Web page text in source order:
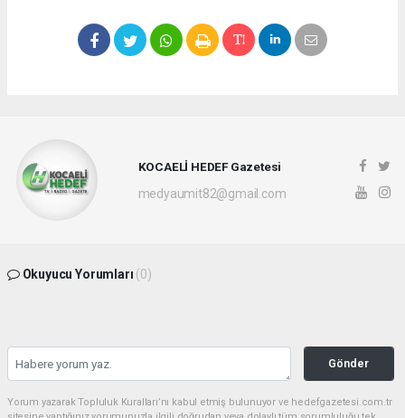
KOCAELİ HEDEF Gazetesi
medyaumit82@gmail.com
Okuyucu Yorumları (0)
Gönder
Yorum yazarak Topluluk Kuralları’nı kabul etmiş bulunuyor ve hedefgazetesi.com.tr